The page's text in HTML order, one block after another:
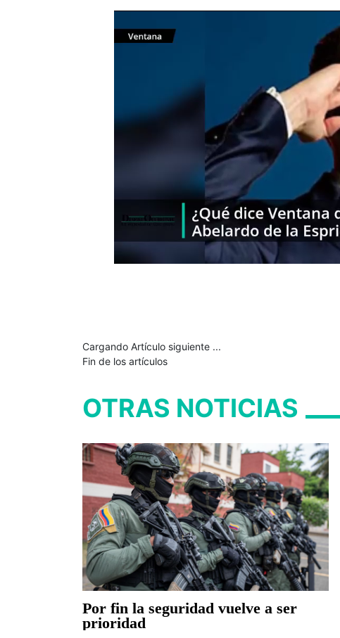
Cargando Artículo siguiente ...
Fin de los artículos
OTRAS NOTICIAS
Por fin la seguridad vuelve a ser
prioridad